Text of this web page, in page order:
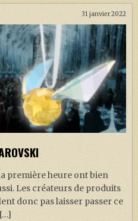
31 janvier 2022
première heure ont bien
Les créateurs de produits
donc pas laisser passer ce